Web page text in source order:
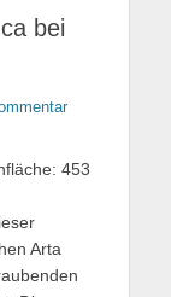
bei
453
Arta